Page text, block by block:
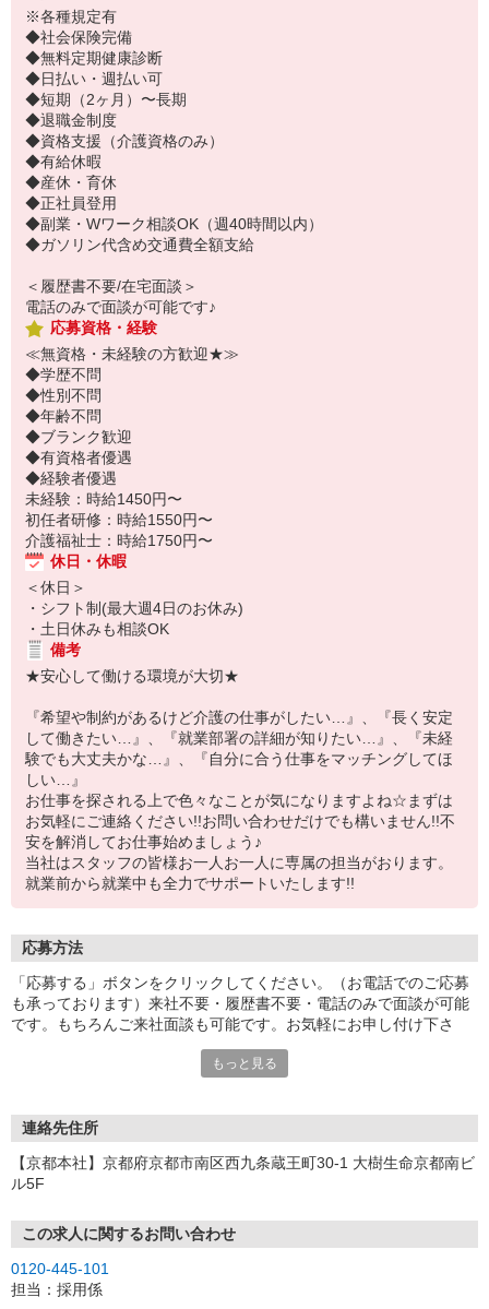
※各種規定有
◆社会保険完備
◆無料定期健康診断
◆日払い・週払い可
◆短期（2ヶ月）〜長期
◆退職金制度
◆資格支援（介護資格のみ）
◆有給休暇
◆産休・育休
◆正社員登用
◆副業・Wワーク相談OK（週40時間以内）
◆ガソリン代含め交通費全額支給
＜履歴書不要/在宅面談＞
電話のみで面談が可能です♪
応募資格・経験
≪無資格・未経験の方歓迎★≫
◆学歴不問
◆性別不問
◆年齢不問
◆ブランク歓迎
◆有資格者優遇
◆経験者優遇
未経験：時給1450円〜
初任者研修：時給1550円〜
介護福祉士：時給1750円〜
休日・休暇
＜休日＞
・シフト制(最大週4日のお休み)
・土日休みも相談OK
備考
★安心して働ける環境が大切★
『希望や制約があるけど介護の仕事がしたい…』、『長く安定
して働きたい…』、『就業部署の詳細が知りたい…』、『未経
験でも大丈夫かな…』、『自分に合う仕事をマッチングしてほ
しい…』
お仕事を探される上で色々なことが気になりますよね☆まずは
お気軽にご連絡ください!!お問い合わせだけでも構いません!!不
安を解消してお仕事始めましょう♪
当社はスタッフの皆様お一人お一人に専属の担当がおります。
就業前から就業中も全力でサポートいたします!!
応募方法
「応募する」ボタンをクリックしてください。（お電話でのご応募
も承っております）来社不要・履歴書不要・電話のみで面談が可能
です。もちろんご来社面談も可能です。お気軽にお申し付け下さ
もっと見る
連絡先住所
【京都本社】京都府京都市南区西九条蔵王町30-1 大樹生命京都南ビ
ル5F
この求人に関するお問い合わせ
0120-445-101
担当：採用係